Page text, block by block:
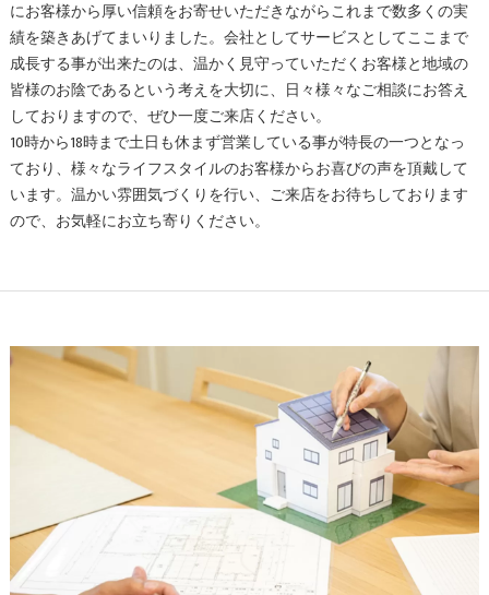
にお客様から厚い信頼をお寄せいただきながらこれまで数多くの実
績を築きあげてまいりました。会社としてサービスとしてここまで
成長する事が出来たのは、温かく見守っていただくお客様と地域の
皆様のお陰であるという考えを大切に、日々様々なご相談にお答え
しておりますので、ぜひ一度ご来店ください。
10時から18時まで土日も休まず営業している事が特長の一つとなっ
ており、様々なライフスタイルのお客様からお喜びの声を頂戴して
います。温かい雰囲気づくりを行い、ご来店をお待ちしております
ので、お気軽にお立ち寄りください。